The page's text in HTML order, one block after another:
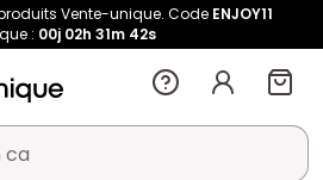
Vente-unique. Code ENJOY11
: 00j 02h 31m 42s